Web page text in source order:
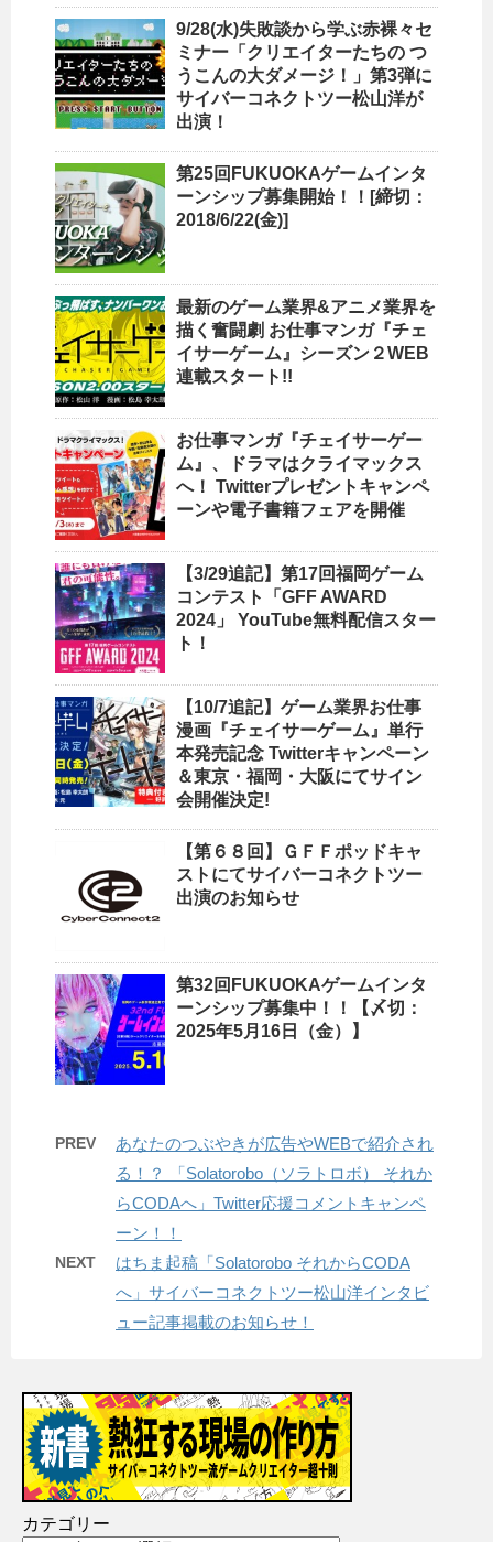
9/28(水)失敗談から学ぶ赤裸々セ
ミナー「クリエイターたちの つ
うこんの大ダメージ！」第3弾に
サイバーコネクトツー松山洋が
出演！
第25回FUKUOKAゲームインタ
ーンシップ募集開始！！[締切：
2018/6/22(金)]
最新のゲーム業界&アニメ業界を
描く奮闘劇 お仕事マンガ『チェ
イサーゲーム』シーズン２WEB
連載スタート!!
お仕事マンガ『チェイサーゲー
ム』、ドラマはクライマックス
へ！ Twitterプレゼントキャンペ
ーンや電子書籍フェアを開催
【3/29追記】第17回福岡ゲーム
コンテスト「GFF AWARD
2024」 YouTube無料配信スター
ト！
【10/7追記】ゲーム業界お仕事
漫画『チェイサーゲーム』単行
本発売記念 Twitterキャンペーン
＆東京・福岡・大阪にてサイン
会開催決定!
【第６８回】ＧＦＦポッドキャ
ストにてサイバーコネクトツー
出演のお知らせ
第32回FUKUOKAゲームインタ
ーンシップ募集中！！【〆切：
2025年5月16日（金）】
PREV
あなたのつぶやきが広告やWEBで紹介され
る！？ 「Solatorobo（ソラトロボ） それか
らCODAへ」Twitter応援コメントキャンペ
ーン！！
NEXT
はちま起稿「Solatorobo それからCODA
へ」サイバーコネクトツー松山洋インタビ
ュー記事掲載のお知らせ！
カテゴリー